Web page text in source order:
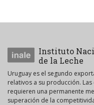
Instituto
de la Leche
Uruguay es el segundo
relativos a su producción.
requieren una permanente
superación de la